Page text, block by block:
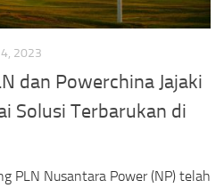
2023
dan Powerchina Jajaki
Solusi Terbarukan di
PLN Nusantara Power (NP) telah